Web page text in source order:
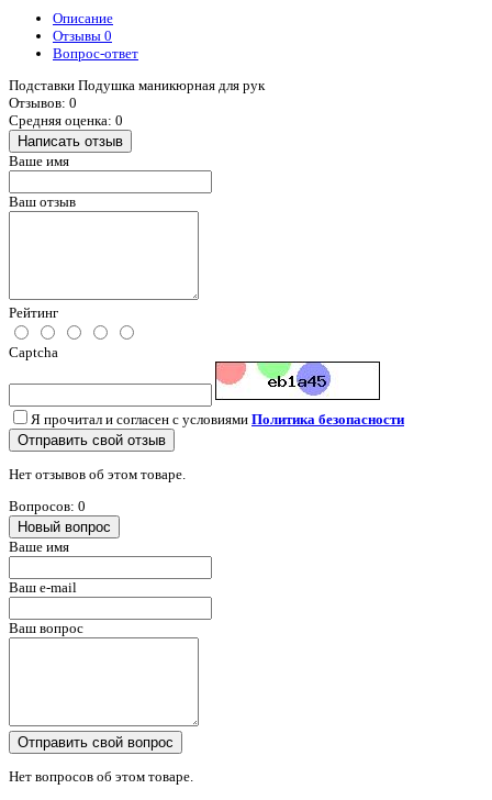
Описание
Отзывы 0
Вопрос-ответ
Подставки Подушка маникюрная для рук
Отзывов: 0
Средняя оценка: 0
Написать отзыв
Ваше имя
Ваш отзыв
Рейтинг
Captcha
Я прочитал и согласен с условиями Политика безопасности
Отправить свой отзыв
Нет отзывов об этом товаре.
Вопросов: 0
Новый вопрос
Ваше имя
Ваш e-mail
Ваш вопрос
Отправить свой вопрос
Нет вопросов об этом товаре.